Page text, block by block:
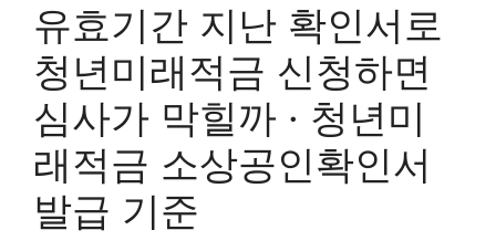
유효기간 지난 확인서로
청년미래적금 신청하면
심사가 막힐까 · 청년미
래적금 소상공인확인서
발급 기준